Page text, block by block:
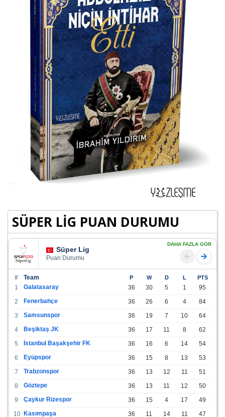
SÜPER LİG PUAN DURUMU
Süper Lig
Puan Durumu
DAHA FAZLA GÖR
# Team P W D L PTS
1 Galatasaray 36 30 5 1
95
2
Fenerbahçe 36 26 6 4
84
3
Samsunspor 36 19 7 10
64
4
Beşiktaş JK 36 17 11 8
62
5
İstanbul Başakşehir FK 36 16 6 14
54
6
Eyüpspor 36 15 8 13
53
7
Trabzonspor 36 13 12 11
51
8
Göztepe 36 13 11 12
50
9
Çaykur Rizespor 36 15 4 17
49
10 Kasımpaşa 36 11 14 11 47